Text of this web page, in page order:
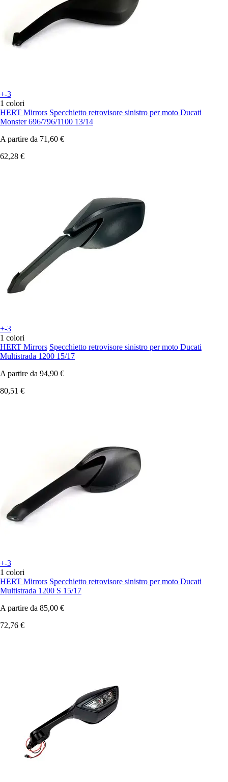
+-3
1 colori
HERT Mirrors Specchietto retrovisore sinistro per moto Ducati
Monster 696/796/1100 13/14
A partire da 71,60 €
62,28 €
+-3
1 colori
HERT Mirrors Specchietto retrovisore sinistro per moto Ducati
Multistrada 1200 15/17
A partire da 94,90 €
80,51 €
+-3
1 colori
HERT Mirrors Specchietto retrovisore sinistro per moto Ducati
Multistrada 1200 S 15/17
A partire da 85,00 €
72,76 €